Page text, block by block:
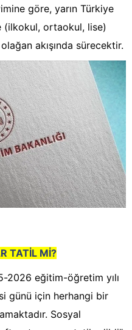
göre, yarın Türkiye
(ilkokul, ortaokul, lise)
akışında sürecektir.
TATİL Mİ?
2026 eğitim-öğretim yılı
günü için herhangi bir
Sosyal